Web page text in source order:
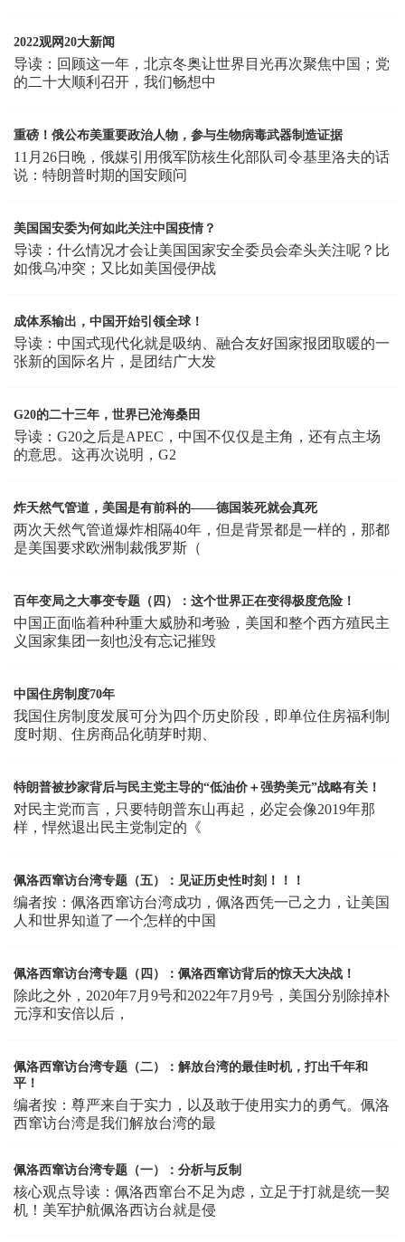
2022观网20大新闻
导读：回顾这一年，北京冬奥让世界目光再次聚焦中国；党
的二十大顺利召开，我们畅想中
重磅！俄公布美重要政治人物，参与生物病毒武器制造证据
11月26日晚，俄媒引用俄军防核生化部队司令基里洛夫的话
说：特朗普时期的国安顾问
美国国安委为何如此关注中国疫情？
导读：什么情况才会让美国国家安全委员会牵头关注呢？比
如俄乌冲突；又比如美国侵伊战
成体系输出，中国开始引领全球！
导读：中国式现代化就是吸纳、融合友好国家报团取暖的一
张新的国际名片，是团结广大发
G20的二十三年，世界已沧海桑田
导读：G20之后是APEC，中国不仅仅是主角，还有点主场
的意思。这再次说明，G2
炸天然气管道，美国是有前科的——德国装死就会真死
两次天然气管道爆炸相隔40年，但是背景都是一样的，那都
是美国要求欧洲制裁俄罗斯（
百年变局之大事变专题（四）：这个世界正在变得极度危险！
中国正面临着种种重大威胁和考验，美国和整个西方殖民主
义国家集团一刻也没有忘记摧毁
中国住房制度70年
我国住房制度发展可分为四个历史阶段，即单位住房福利制
度时期、住房商品化萌芽时期、
特朗普被抄家背后与民主党主导的“低油价＋强势美元”战略有关！
对民主党而言，只要特朗普东山再起，必定会像2019年那
样，悍然退出民主党制定的《
佩洛西窜访台湾专题（五）：见证历史性时刻！！！
编者按：佩洛西窜访台湾成功，佩洛西凭一己之力，让美国
人和世界知道了一个怎样的中国
佩洛西窜访台湾专题（四）：佩洛西窜访背后的惊天大决战！
除此之外，2020年7月9号和2022年7月9号，美国分别除掉朴
元淳和安倍以后，
佩洛西窜访台湾专题（二）：解放台湾的最佳时机，打出千年和
平！
编者按：尊严来自于实力，以及敢于使用实力的勇气。佩洛
西窜访台湾是我们解放台湾的最
佩洛西窜访台湾专题（一）：分析与反制
核心观点导读：佩洛西窜台不足为虑，立足于打就是统一契
机！美军护航佩洛西访台就是侵